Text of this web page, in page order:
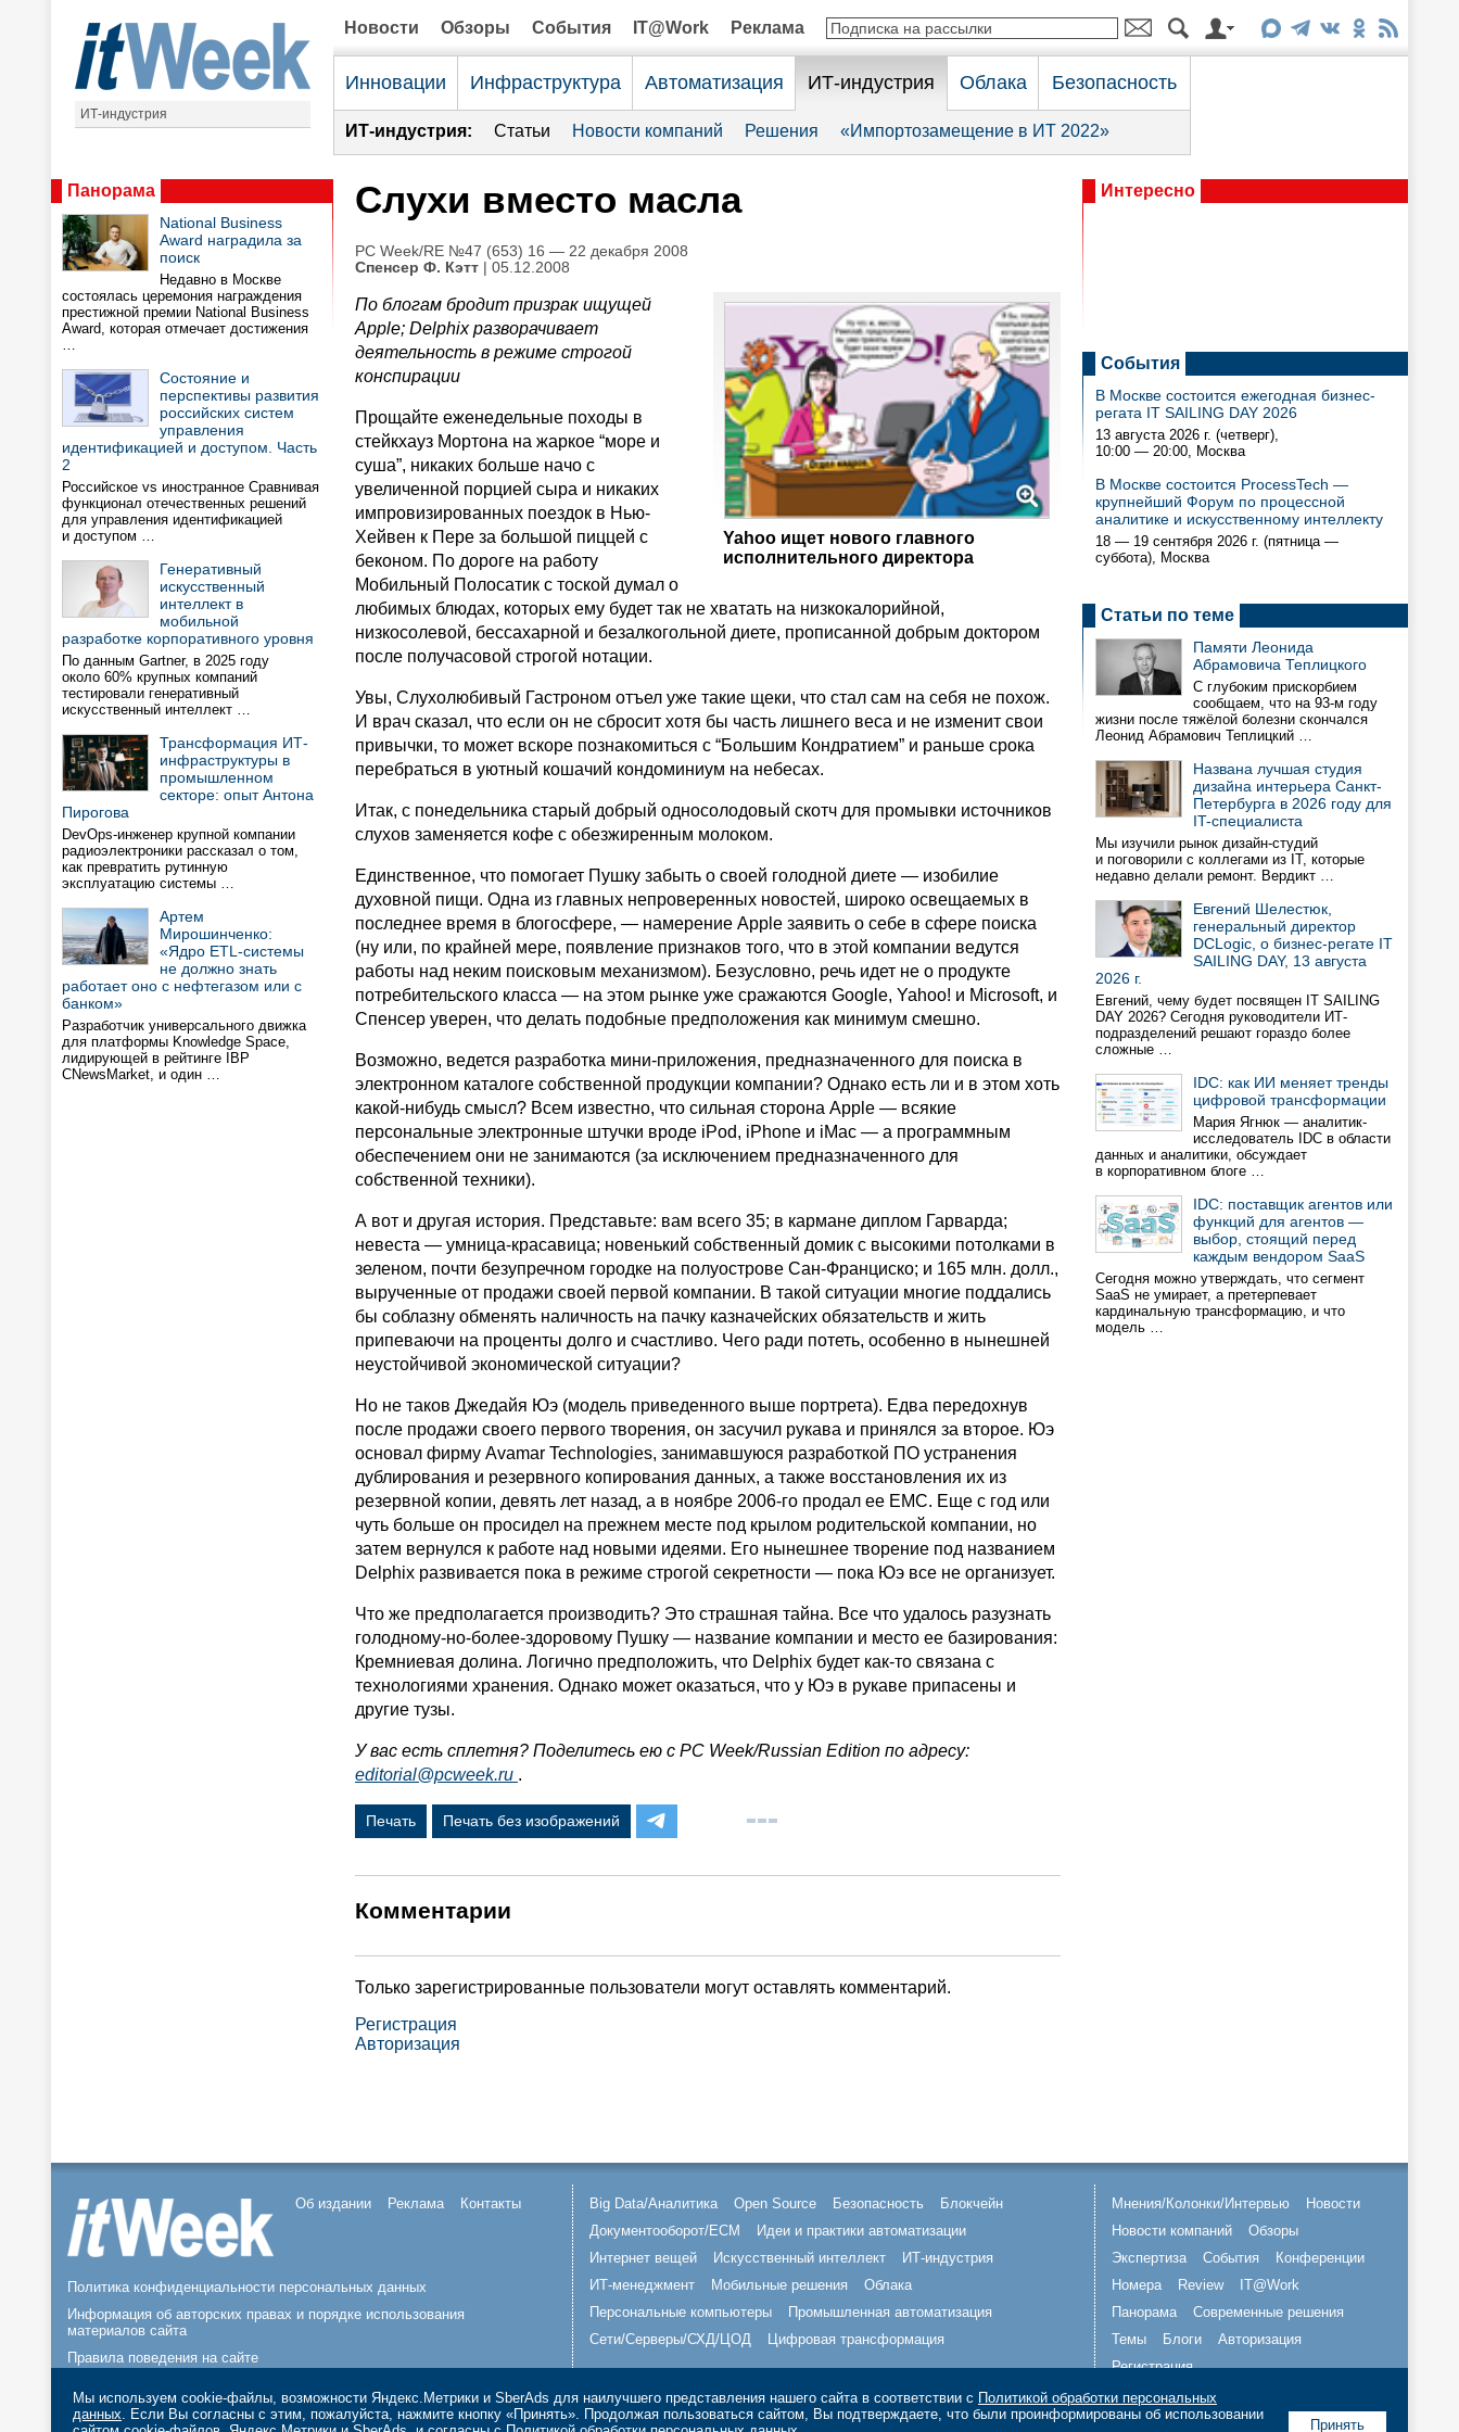
ИТ-индустрия
Новости Обзоры События IT@Work Реклама
Инновации Инфраструктура Автоматизация ИТ-индустрия Облака Безопасность
ИТ-индустрия: Статьи Новости компаний Решения «Импортозамещение в ИТ 2022»
Панорама
National Business
Award наградила за
поиск
Недавно в Москве
состоялась церемония награждения
престижной премии National Business
Award, которая отмечает достижения
…
Состояние и
перспективы развития
российских систем
управления
идентификацией и доступом. Часть
2
Российское vs иностранное Сравнивая
функционал отечественных решений
для управления идентификацией
и доступом …
Генеративный
искусственный
интеллект в
мобильной
разработке корпоративного уровня
По данным Gartner, в 2025 году
около 60% крупных компаний
тестировали генеративный
искусственный интеллект …
Трансформация ИТ-
инфраструктуры в
промышленном
секторе: опыт Антона
Пирогова
DevOps-инженер крупной компании
радиоэлектроники рассказал о том,
как превратить рутинную
эксплуатацию системы …
Артем
Мирошинченко:
«Ядро ETL-системы
не должно знать
работает оно с нефтегазом или с
банком»
Разработчик универсального движка
для платформы Knowledge Space,
лидирующей в рейтинге IBP
CNewsMarket, и один …
Слухи вместо масла
PC Week/RE №47 (653) 16 — 22 декабря 2008
Спенсер Ф. Кэтт | 05.12.2008
Yahoo ищет нового главного
исполнительного директора
По блогам бродит призрак ищущей
Apple; Delphix разворачивает
деятельность в режиме строгой
конспирации
Прощайте еженедельные походы в
стейкхауз Мортона на жаркое “море и
суша”, никаких больше начо с
увеличенной порцией сыра и никаких
импровизированных поездок в Нью-
Хейвен к Пере за большой пиццей с
беконом. По дороге на работу
Мобильный Полосатик с тоской думал о
любимых блюдах, которых ему будет так не хватать на низкокалорийной,
низкосолевой, бессахарной и безалкогольной диете, прописанной добрым доктором
после получасовой строгой нотации.
Увы, Слухолюбивый Гастроном отъел уже такие щеки, что стал сам на себя не похож.
И врач сказал, что если он не сбросит хотя бы часть лишнего веса и не изменит свои
привычки, то может вскоре познакомиться с “Большим Кондратием” и раньше срока
перебраться в уютный кошачий кондоминиум на небесах.
Итак, с понедельника старый добрый односолодовый скотч для промывки источников
слухов заменяется кофе с обезжиренным молоком.
Единственное, что помогает Пушку забыть о своей голодной диете — изобилие
духовной пищи. Одна из главных непроверенных новостей, широко освещаемых в
последнее время в блогосфере, — намерение Apple заявить о себе в сфере поиска
(ну или, по крайней мере, появление признаков того, что в этой компании ведутся
работы над неким поисковым механизмом). Безусловно, речь идет не о продукте
потребительского класса — на этом рынке уже сражаются Google, Yahoo! и Microsoft, и
Спенсер уверен, что делать подобные предположения как минимум смешно.
Возможно, ведется разработка мини-приложения, предназначенного для поиска в
электронном каталоге собственной продукции компании? Однако есть ли и в этом хоть
какой-нибудь смысл? Всем известно, что сильная сторона Apple — всякие
персональные электронные штучки вроде iPod, iPhone и iMac — а программным
обеспечением они не занимаются (за исключением предназначенного для
собственной техники).
А вот и другая история. Представьте: вам всего 35; в кармане диплом Гарварда;
невеста — умница-красавица; новенький собственный домик с высокими потолками в
зеленом, почти безупречном городке на полуострове Сан-Франциско; и 165 млн. долл.,
вырученные от продажи своей первой компании. В такой ситуации многие поддались
бы соблазну обменять наличность на пачку казначейских обязательств и жить
припеваючи на проценты долго и счастливо. Чего ради потеть, особенно в нынешней
неустойчивой экономической ситуации?
Но не таков Джедайя Юэ (модель приведенного выше портрета). Едва передохнув
после продажи своего первого творения, он засучил рукава и принялся за второе. Юэ
основал фирму Avamar Technologies, занимавшуюся разработкой ПО устранения
дублирования и резервного копирования данных, а также восстановления их из
резервной копии, девять лет назад, а в ноябре 2006-го продал ее EMC. Еще с год или
чуть больше он просидел на прежнем месте под крылом родительской компании, но
затем вернулся к работе над новыми идеями. Его нынешнее творение под названием
Delphix развивается пока в режиме строгой секретности — пока Юэ все не организует.
Что же предполагается производить? Это страшная тайна. Все что удалось разузнать
голодному-но-более-здоровому Пушку — название компании и место ее базирования:
Кремниевая долина. Логично предположить, что Delphix будет как-то связана с
технологиями хранения. Однако может оказаться, что у Юэ в рукаве припасены и
другие тузы.
У вас есть сплетня? Поделитесь ею с PC Week/Russian Edition по адресу:
editorial@pcweek.ru .
Печать Печать без изображений
Комментарии
Только зарегистрированные пользователи могут оставлять комментарий.
Регистрация
Авторизация
Интересно
События
В Москве состоится ежегодная бизнес-
регата IT SAILING DAY 2026
13 августа 2026 г. (четверг),
10:00 — 20:00, Москва
В Москве состоится ProcessTech —
крупнейший Форум по процессной
аналитике и искусственному интеллекту
18 — 19 сентября 2026 г. (пятница —
суббота), Москва
Статьи по теме
Памяти Леонида
Абрамовича Теплицкого
С глубоким прискорбием
сообщаем, что на 93-м году
жизни после тяжёлой болезни скончался
Леонид Абрамович Теплицкий …
Названа лучшая студия
дизайна интерьера Санкт-
Петербурга в 2026 году для
IT-специалиста
Мы изучили рынок дизайн-студий
и поговорили с коллегами из IT, которые
недавно делали ремонт. Вердикт …
Евгений Шелестюк,
генеральный директор
DCLogic, о бизнес-регате IT
SAILING DAY, 13 августа
2026 г.
Евгений, чему будет посвящен IT SAILING
DAY 2026? Сегодня руководители ИТ-
подразделений решают гораздо более
сложные …
IDC: как ИИ меняет тренды
цифровой трансформации
Мария Ягнюк — аналитик-
исследователь IDC в области
данных и аналитики, обсуждает
в корпоративном блоге …
IDC: поставщик агентов или
функций для агентов —
выбор, стоящий перед
каждым вендором SaaS
Сегодня можно утверждать, что сегмент
SaaS не умирает, а претерпевает
кардинальную трансформацию, и что
модель …
Об издании Реклама Контакты
Политика конфиденциальности персональных данных
Информация об авторских правах и порядке использования
материалов сайта
Правила поведения на сайте
Big Data/Аналитика Open Source Безопасность
Блокчейн
Документооборот/ECM
Идеи и практики автоматизации
Интернет вещей
Искусственный интеллект
ИТ-индустрия
ИТ-менеджмент
Мобильные решения
Облака
Персональные компьютеры
Промышленная автоматизация
Сети/Серверы/СХД/ЦОД
Цифровая трансформация
Мнения/Колонки/Интервью
Новости
Новости компаний
Обзоры
Экспертиза
События
Конференции
Номера
Review
IT@Work
Панорама
Современные решения
Темы
Блоги
Авторизация
Регистрация
Подписывайтесь на нас
Принять
Мы используем cookie-файлы, возможности Яндекс.Метрики и SberAds для наилучшего представления нашего сайта в соответствии с Политикой обработки персональных
данных. Если Вы согласны с этим, пожалуйста, нажмите кнопку «Принять». Продолжая пользоваться сайтом, Вы подтверждаете, что были проинформированы об использовании